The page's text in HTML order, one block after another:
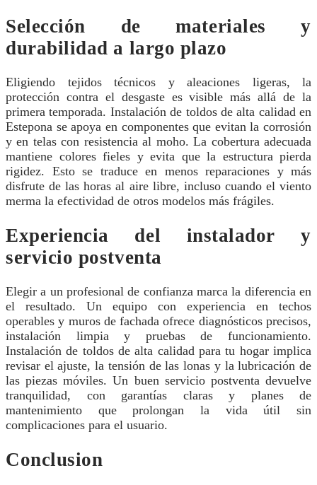
Selección de materiales y
durabilidad a largo plazo
Eligiendo tejidos técnicos y aleaciones ligeras, la
protección contra el desgaste es visible más allá de la
primera temporada. Instalación de toldos de alta calidad en
Estepona se apoya en componentes que evitan la corrosión
y en telas con resistencia al moho. La cobertura adecuada
mantiene colores fieles y evita que la estructura pierda
rigidez. Esto se traduce en menos reparaciones y más
disfrute de las horas al aire libre, incluso cuando el viento
merma la efectividad de otros modelos más frágiles.
Experiencia del instalador y
servicio postventa
Elegir a un profesional de confianza marca la diferencia en
el resultado. Un equipo con experiencia en techos
operables y muros de fachada ofrece diagnósticos precisos,
instalación limpia y pruebas de funcionamiento.
Instalación de toldos de alta calidad para tu hogar implica
revisar el ajuste, la tensión de las lonas y la lubricación de
las piezas móviles. Un buen servicio postventa devuelve
tranquilidad, con garantías claras y planes de
mantenimiento que prolongan la vida útil sin
complicaciones para el usuario.
Conclusion